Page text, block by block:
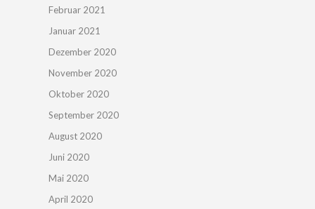
Februar 2021
Januar 2021
Dezember 2020
November 2020
Oktober 2020
September 2020
August 2020
Juni 2020
Mai 2020
April 2020